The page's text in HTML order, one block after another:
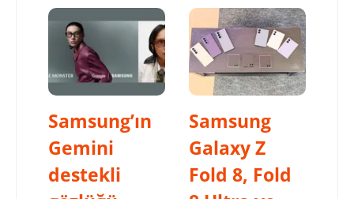
Samsung’ın
Gemini
destekli
Samsung
Galaxy Z
Fold 8, Fold